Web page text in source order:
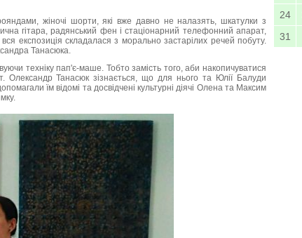
24
31
жіночі шорти, які вже давно не налазять, шкатулки з
гітара, радянський фен і стаціонарний телефонний апарат,
експозиція складалася з морально застарілих речей побуту.
Танасюка.
техніку пап'є-маше. Тобто замість того, аби накопичуватися
Олександр Танасюк зізнається, що для нього та Юлії Балуди
їм відомі та досвідчені культурні діячі Олена та Максим